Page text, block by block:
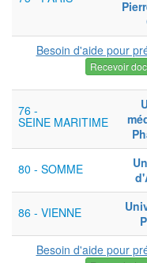
Besoin d'aide pour
Recevoir
76 -
SEINE MARITIME
80 - SOMME
86 - VIENNE
Besoin d'aide pour